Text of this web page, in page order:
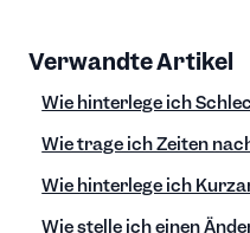
Verwandte Artikel
Wie hinterlege ich
Wie trage ich Zeiten
Wie hinterlege ich
Wie stelle ich einen